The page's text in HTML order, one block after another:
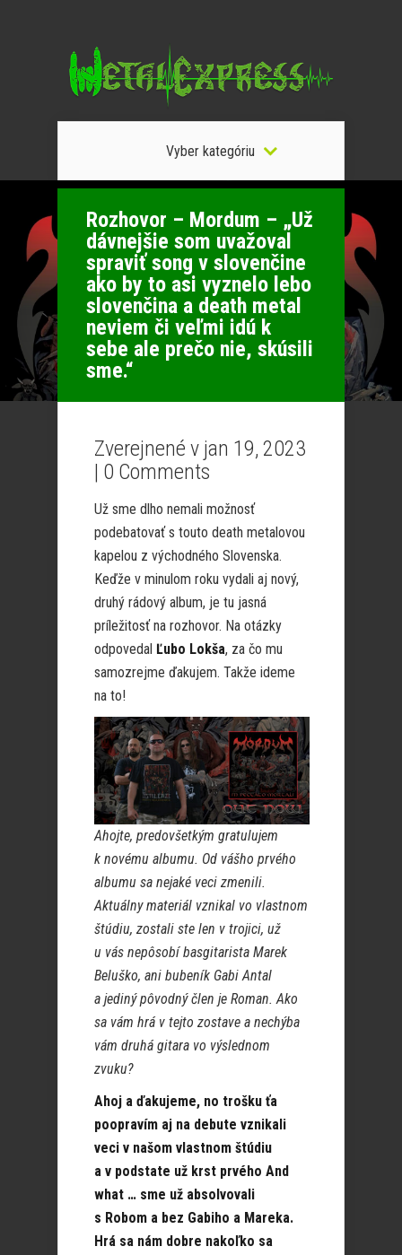
Vyber kategóriu
Rozhovor – Mordum – „Už
dávnejšie som uvažoval
spraviť song v slovenčine
ako by to asi vyznelo lebo
slovenčina a death metal
neviem či veľmi idú k
sebe ale prečo nie, skúsili
sme.“
Zverejnené v jan 19, 2023
| 0 Comments
Už sme dlho nemali možnosť
podebatovať s touto death metalovou
kapelou z východného Slovenska.
Keďže v minulom roku vydali aj nový,
druhý rádový album, je tu jasná
príležitosť na rozhovor. Na otázky
odpovedal Ľubo Lokša, za čo mu
samozrejme ďakujem. Takže ideme
na to!
Ahojte, predovšetkým gratulujem
k novému albumu. Od vášho prvého
albumu sa nejaké veci zmenili.
Aktuálny materiál vznikal vo vlastnom
štúdiu, zostali ste len v trojici, už
u vás nepôsobí basgitarista Marek
Beluško, ani bubeník Gabi Antal
a jediný pôvodný člen je Roman. Ako
sa vám hrá v tejto zostave a nechýba
vám druhá gitara vo výslednom
zvuku?
Ahoj a ďakujeme, no trošku ťa
poopravím aj na debute vznikali
veci v našom vlastnom štúdiu
a v podstate už krst prvého And
what … sme už absolvovali
s Robom a bez Gabiho a Mareka.
Hrá sa nám dobre nakoľko sa